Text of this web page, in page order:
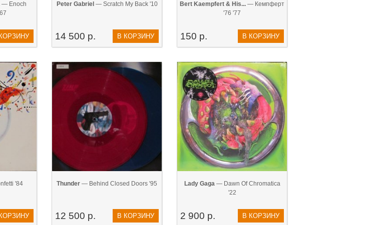
— Enoch
Peter Gabriel — Scratch My Back '10
14 500 р. В КОРЗИНУ
Bert Kaempfert & His... — Кемпферт
'76 '77
150 р. В КОРЗИНУ
'84 Thunder — Behind Closed Doors '95
12 500 р. В КОРЗИНУ
Lady Gaga— Dawn Of Chromatica
'22
2 900 р. В КОРЗИНУ